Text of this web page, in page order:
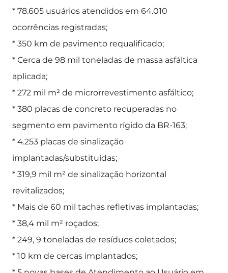
* 78.605 usuários atendidos em 64.010
ocorrências registradas;
* 350 km de pavimento requalificado;
* Cerca de 98 mil toneladas de massa asfáltica
aplicada;
* 272 mil m² de microrrevestimento asfáltico;
* 380 placas de concreto recuperadas no
segmento em pavimento rígido da BR-163;
* 4.253 placas de sinalização
implantadas/substituídas;
* 319,9 mil m² de sinalização horizontal
revitalizados;
* Mais de 60 mil tachas refletivas implantadas;
* 38,4 mil m² roçados;
* 249, 9 toneladas de resíduos coletados;
* 10 km de cercas implantados;